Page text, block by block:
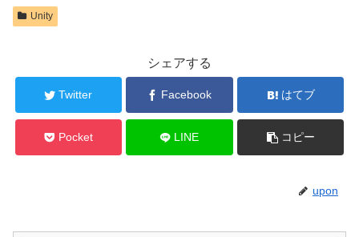
Unity
シェアする
Twitter Facebook はてブ
Pocket LINE コピー
upon